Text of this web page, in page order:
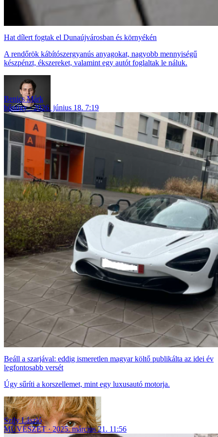
Hat dílert fogtak el Dunaújvárosban és környékén
A rendőrök kábítószergyanús anyagokat, nagyobb mennyiségű
készpénzt, ékszereket, valamint egy autót foglaltak le náluk.
Benics Márk
bűnügy
2026. június 18. 7:19
Beáll a szarjával: eddig ismeretlen magyar költő publikálta az idei év
legfontosabb versét
Úgy sűríti a korszellemet, mint egy luxusautó motorja.
Szily László
MŰVÉSZET
2025. március 21. 11:56